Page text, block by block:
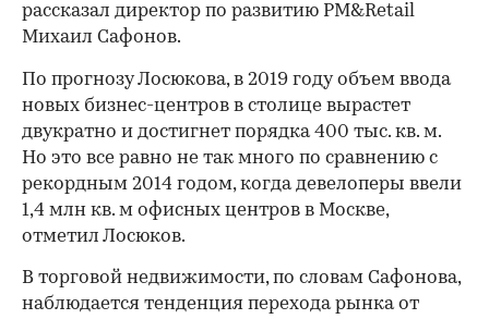
рассказал директор по развитию PM&Retail
Михаил Сафонов.
По прогнозу Лосюкова, в 2019 году объем ввода
новых бизнес-центров в столице вырастет
двукратно и достигнет порядка 400 тыс. кв. м.
Но это все равно не так много по сравнению с
рекордным 2014 годом, когда девелоперы ввели
1,4 млн кв. м офисных центров в Москве,
отметил Лосюков.
В торговой недвижимости, по словам Сафонова,
наблюдается тенденция перехода рынка от